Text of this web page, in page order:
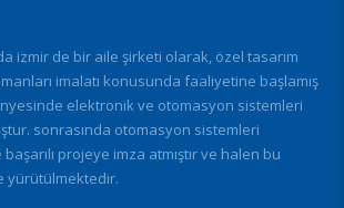
izmir de bir aile şirketi olarak, özel tasarım
imalatı konusunda faaliyetine başlamış
elektronik ve otomasyon sistemleri
sonrasında otomasyon sistemleri
projeye imza atmıştır ve halen bu
yürütülmektedir.